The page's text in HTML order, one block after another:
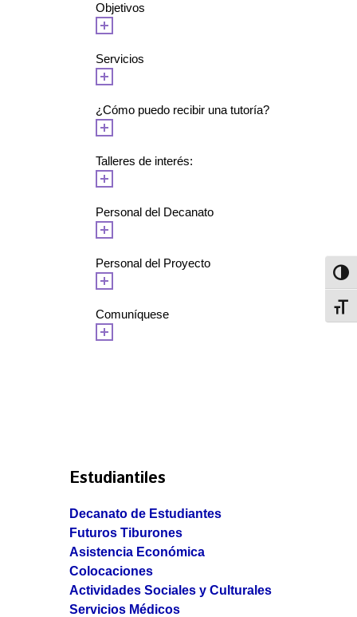
Objetivos
Servicios
¿Cómo puedo recibir una tutoría?
Talleres de interés:
Personal del Decanato
Personal del Proyecto
Comuníquese
Estudiantiles
Decanato de Estudiantes
Futuros Tiburones
Asistencia Económica
Colocaciones
Actividades Sociales y Culturales
Servicios Médicos